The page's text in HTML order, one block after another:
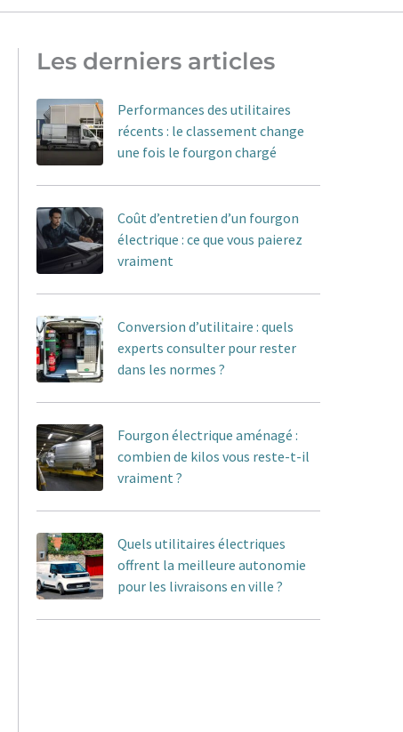
Les derniers articles
Performances des utilitaires
récents : le classement change
une fois le fourgon chargé
Coût d’entretien d’un fourgon
électrique : ce que vous paierez
vraiment
Conversion d’utilitaire : quels
experts consulter pour rester
dans les normes ?
Fourgon électrique aménagé :
combien de kilos vous reste-t-il
vraiment ?
Quels utilitaires électriques
offrent la meilleure autonomie
pour les livraisons en ville ?